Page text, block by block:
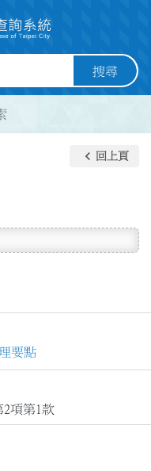
搜尋
keyboard_arrow_left 回上頁
要點
項第1款